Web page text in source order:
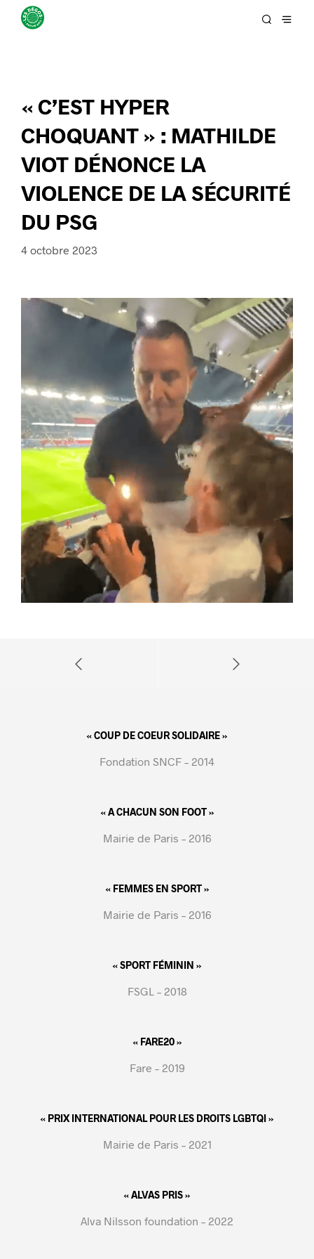
« C’EST HYPER
CHOQUANT » : MATHILDE
VIOT DÉNONCE LA
VIOLENCE DE LA SÉCURITÉ
DU PSG
4 octobre 2023
« COUP DE COEUR SOLIDAIRE »
Fondation SNCF – 2014
« A CHACUN SON FOOT »
Mairie de Paris – 2016
« FEMMES EN SPORT »
Mairie de Paris – 2016
« SPORT FÉMININ »
FSGL – 2018
« FARE20 »
Fare – 2019
« PRIX INTERNATIONAL POUR LES DROITS LGBTQI »
Mairie de Paris – 2021
« ALVAS PRIS »
Alva Nilsson foundation – 2022